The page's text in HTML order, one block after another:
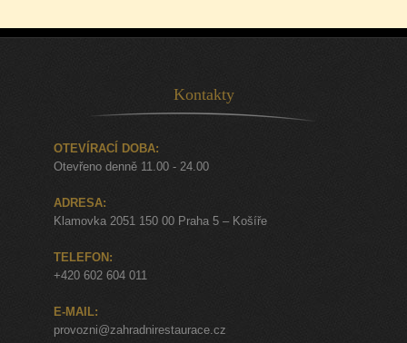
Kontakty
OTEVÍRACÍ DOBA:
Otevřeno denně 11.00 - 24.00
ADRESA:
Klamovka 2051 150 00 Praha 5 – Košíře
TELEFON:
+420 602 604 011
E-MAIL:
provozni@zahradnirestaurace.cz